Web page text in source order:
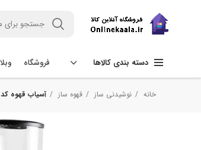
دسته بندی کالاها فروشگاه
خانه نوشیدنی ساز قهوه ساز آسیاب قهوه کد ۳۰۲۱